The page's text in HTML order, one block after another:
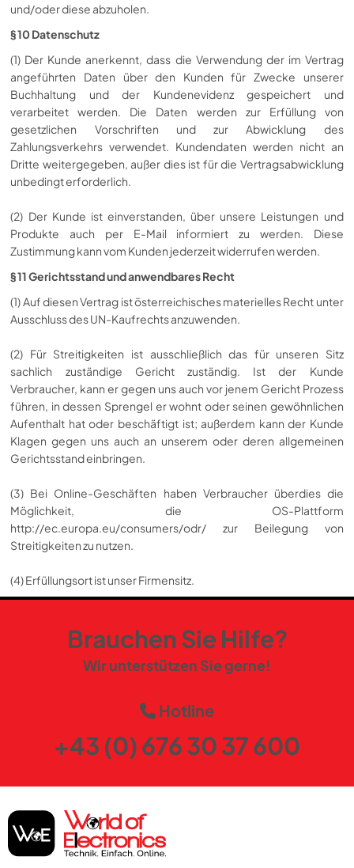
und/oder diese abzuholen.
§ 10 Datenschutz
(1) Der Kunde anerkennt, dass die Verwendung der im Vertrag
angeführten Daten über den Kunden für Zwecke unserer
Buchhaltung und der Kundenevidenz gespeichert und
verarbeitet werden. Die Daten werden zur Erfüllung von
gesetzlichen Vorschriften und zur Abwicklung des
Zahlungsverkehrs verwendet. Kundendaten werden nicht an
Dritte weitergegeben, außer dies ist für die Vertragsabwicklung
unbedingt erforderlich.
(2) Der Kunde ist einverstanden, über unsere Leistungen und
Produkte auch per E-Mail informiert zu werden. Diese
Zustimmung kann vom Kunden jederzeit widerrufen werden.
§ 11 Gerichtsstand und anwendbares Recht
(1) Auf diesen Vertrag ist österreichisches materielles Recht unter
Ausschluss des UN-Kaufrechts anzuwenden.
(2) Für Streitigkeiten ist ausschließlich das für unseren Sitz
sachlich zuständige Gericht zuständig. Ist der Kunde
Verbraucher, kann er gegen uns auch vor jenem Gericht Prozess
führen, in dessen Sprengel er wohnt oder seinen gewöhnlichen
Aufenthalt hat oder beschäftigt ist; außerdem kann der Kunde
Klagen gegen uns auch an unserem oder deren allgemeinen
Gerichtsstand einbringen.
(3) Bei Online-Geschäften haben Verbraucher überdies die
Möglichkeit, die OS-Plattform
http://ec.europa.eu/consumers/odr/ zur Beilegung von
Streitigkeiten zu nutzen.
(4) Erfüllungsort ist unser Firmensitz.
Brauchen Sie Hilfe?
Wir unterstützen Sie gerne!
Hotline
+43 (0) 676 30 37 600